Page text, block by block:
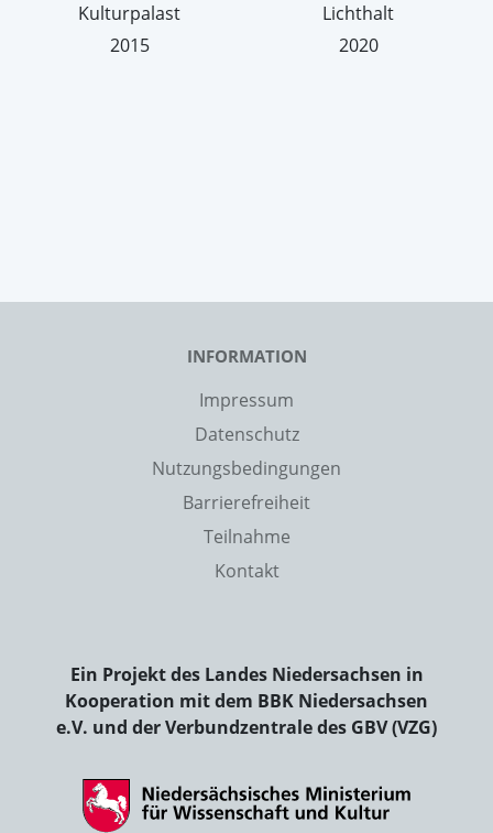
Kulturpalast
2015
Lichthalt
2020
INFORMATION
Impressum
Datenschutz
Nutzungsbedingungen
Barrierefreiheit
Teilnahme
Kontakt
Ein Projekt des Landes Niedersachsen in
Kooperation mit dem BBK Niedersachsen
e.V. und der Verbundzentrale des GBV (VZG)